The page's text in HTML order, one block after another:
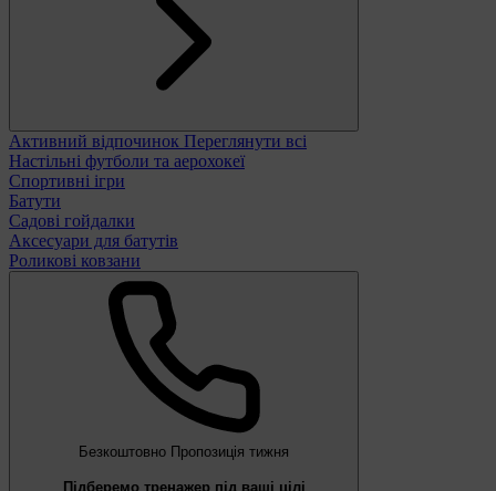
Активний відпочинок Переглянути всі
Настільні футболи та аерохокеї
Спортивні ігри
Батути
Садові гойдалки
Аксесуари для батутів
Роликові ковзани
Безкоштовно Пропозиція тижня
Підберемо тренажер під ваші цілі